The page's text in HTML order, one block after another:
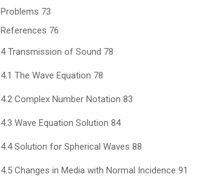
Problems 73
References 76
4 Transmission of Sound 78
4.1 The Wave Equation 78
4.2 Complex Number Notation 83
4.3 Wave Equation Solution 84
4.4 Solution for Spherical Waves 88
4.5 Changes in Media with Normal Incidence 91